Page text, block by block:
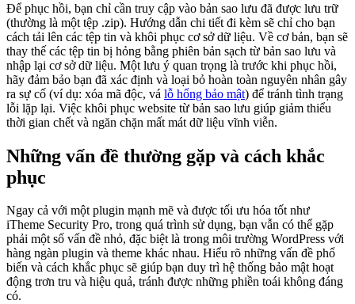
Để phục hồi, bạn chỉ cần truy cập vào bản sao lưu đã được lưu trữ
(thường là một tệp .zip). Hướng dẫn chi tiết đi kèm sẽ chỉ cho bạn
cách tải lên các tệp tin và khôi phục cơ sở dữ liệu. Về cơ bản, bạn sẽ
thay thế các tệp tin bị hỏng bằng phiên bản sạch từ bản sao lưu và
nhập lại cơ sở dữ liệu. Một lưu ý quan trọng là trước khi phục hồi,
hãy đảm bảo bạn đã xác định và loại bỏ hoàn toàn nguyên nhân gây
ra sự cố (ví dụ: xóa mã độc, vá lỗ hổng bảo mật) để tránh tình trạng
lỗi lặp lại. Việc khôi phục website từ bản sao lưu giúp giảm thiểu
thời gian chết và ngăn chặn mất mát dữ liệu vĩnh viễn.
Những vấn đề thường gặp và cách khắc
phục
Ngay cả với một plugin mạnh mẽ và được tối ưu hóa tốt như
iTheme Security Pro, trong quá trình sử dụng, bạn vẫn có thể gặp
phải một số vấn đề nhỏ, đặc biệt là trong môi trường WordPress với
hàng ngàn plugin và theme khác nhau. Hiểu rõ những vấn đề phổ
biến và cách khắc phục sẽ giúp bạn duy trì hệ thống bảo mật hoạt
động trơn tru và hiệu quả, tránh được những phiền toái không đáng
có.